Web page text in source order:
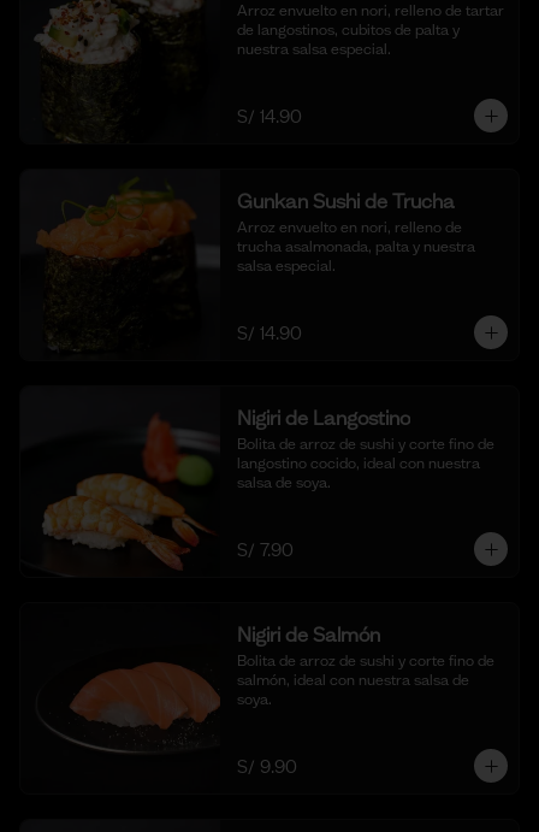
Arroz envuelto en nori, relleno de tartar
de langostinos, cubitos de palta y
nuestra salsa especial.
S/ 14.90
Gunkan Sushi de Trucha
Arroz envuelto en nori, relleno de
trucha asalmonada, palta y nuestra
salsa especial.
S/ 14.90
Nigiri de Langostino
Bolita de arroz de sushi y corte fino de
langostino cocido, ideal con nuestra
salsa de soya.
S/ 7.90
Nigiri de Salmón
Bolita de arroz de sushi y corte fino de
salmón, ideal con nuestra salsa de
soya.
S/ 9.90